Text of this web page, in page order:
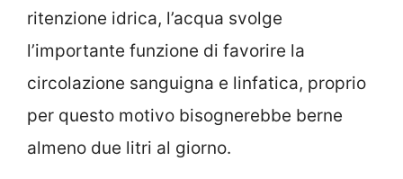
ritenzione idrica, l’acqua svolge
l’importante funzione di favorire la
circolazione sanguigna e linfatica, proprio
per questo motivo bisognerebbe berne
almeno due litri al giorno.